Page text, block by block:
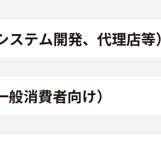
テム開発、代理店等）
消費者向け）